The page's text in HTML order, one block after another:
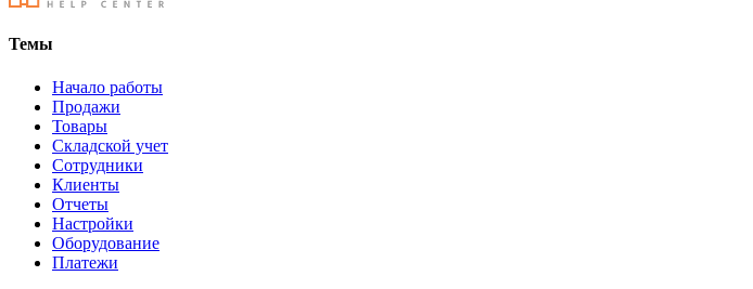
Темы
Начало работы
Продажи
Товары
Cкладской учет
Сотрудники
Клиенты
Отчеты
Настройки
Оборудование
Платежи